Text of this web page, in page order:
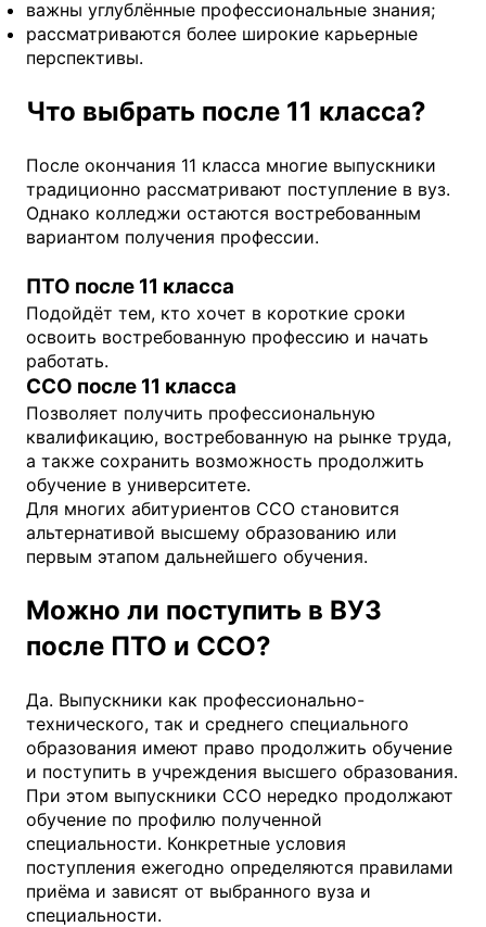
важны углублённые профессиональные знания;
рассматриваются более широкие карьерные
перспективы.
Что выбрать после 11 класса?
После окончания 11 класса многие выпускники
традиционно рассматривают поступление в вуз.
Однако колледжи остаются востребованным
вариантом получения профессии.
ПТО после 11 класса
Подойдёт тем, кто хочет в короткие сроки
освоить востребованную профессию и начать
работать.
ССО после 11 класса
Позволяет получить профессиональную
квалификацию, востребованную на рынке труда,
а также сохранить возможность продолжить
обучение в университете.
Для многих абитуриентов ССО становится
альтернативой высшему образованию или
первым этапом дальнейшего обучения.
Можно ли поступить в ВУЗ
после ПТО и ССО?
Да. Выпускники как профессионально-
технического, так и среднего специального
образования имеют право продолжить обучение
и поступить в учреждения высшего образования.
При этом выпускники ССО нередко продолжают
обучение по профилю полученной
специальности. Конкретные условия
поступления ежегодно определяются правилами
приёма и зависят от выбранного вуза и
специальности.